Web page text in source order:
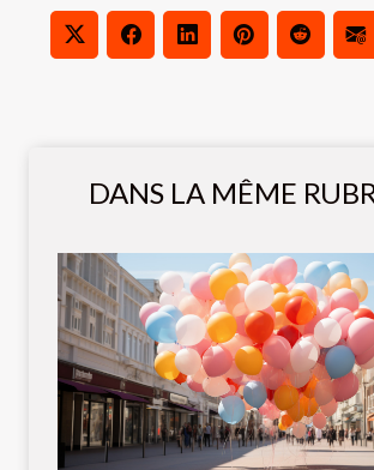
DANS LA MÊME